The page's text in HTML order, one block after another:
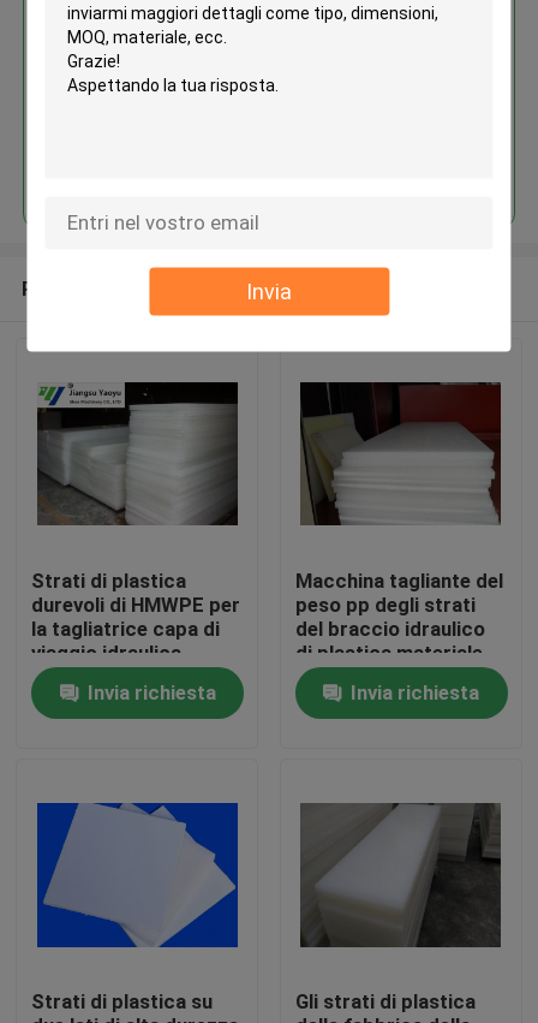
Invia
Casa
Circa noi
Prodotti raccomandati
Strati di plastica
durevoli di HMWPE per
la tagliatrice capa di
viaggio idraulica
Invia richiesta
Macchina tagliante del
peso pp degli strati
del braccio idraulico
di plastica materiale
basso
dell'oscillazione
Invia richiesta
Strati di plastica su
Gli strati di plastica